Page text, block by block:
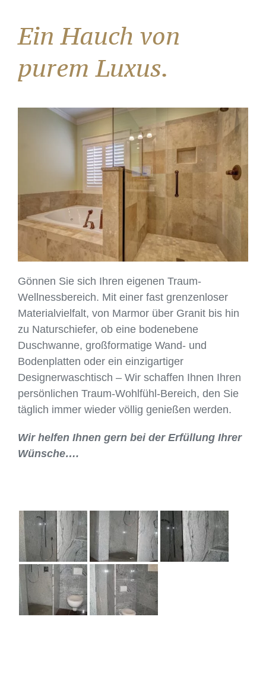
Ein Hauch von
purem Luxus.
Gönnen Sie sich Ihren eigenen Traum-
Wellnessbereich. Mit einer fast grenzenloser
Materialvielfalt, von Marmor über Granit bis hin
zu Naturschiefer, ob eine bodenebene
Duschwanne, großformatige Wand- und
Bodenplatten oder ein einzigartiger
Designerwaschtisch – Wir schaffen Ihnen Ihren
persönlichen Traum-Wohlfühl-Bereich, den Sie
täglich immer wieder völlig genießen werden.
Wir helfen Ihnen gern bei der Erfüllung Ihrer
Wünsche….